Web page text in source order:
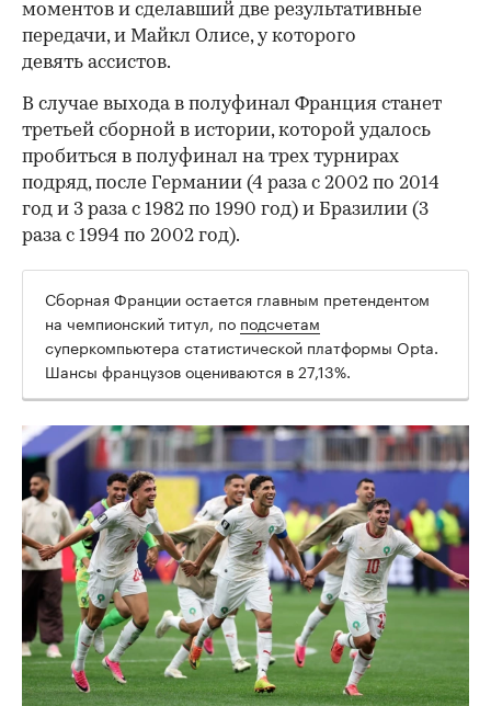
моментов и сделавший две результативные
передачи, и Майкл Олисе, у которого
девять ассистов.
В случае выхода в полуфинал Франция станет
третьей сборной в истории, которой удалось
пробиться в полуфинал на трех турнирах
подряд, после Германии (4 раза с 2002 по 2014
год и 3 раза с 1982 по 1990 год) и Бразилии (3
раза с 1994 по 2002 год).
Сборная Франции остается главным претендентом
на чемпионский титул, по подсчетам
суперкомпьютера статистической платформы Opta.
Шансы французов оцениваются в 27,13%.